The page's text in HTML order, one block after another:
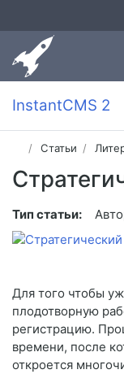
InstantCMS 2
Статьи
Тип статьи:
Для того чтобы
плодотворную
регистрацию.
времени, после
откроется